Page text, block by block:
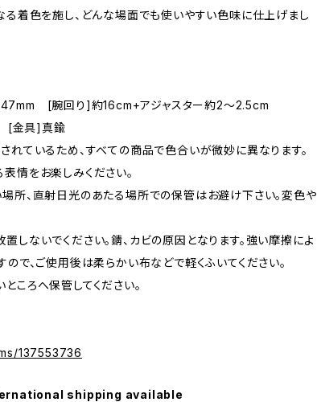
る着色を施し、どんな場面でも使いやすい色味に仕上げまし
47mm [腕回り]約16cm+アジャスター約2～2.5cm
[金具]真鍮
れているため、すべての商品で色合いが微妙に異なります。
情をお楽しみください。
所、直射日光のあたる場所での保管はお避け下さい。変色や
ないでください。錆、カビの原因となります。強い摩擦によ
で、ご使用後は柔らかい布などで軽くふいてください。
ころへ保管してください。
137553736
shipping available